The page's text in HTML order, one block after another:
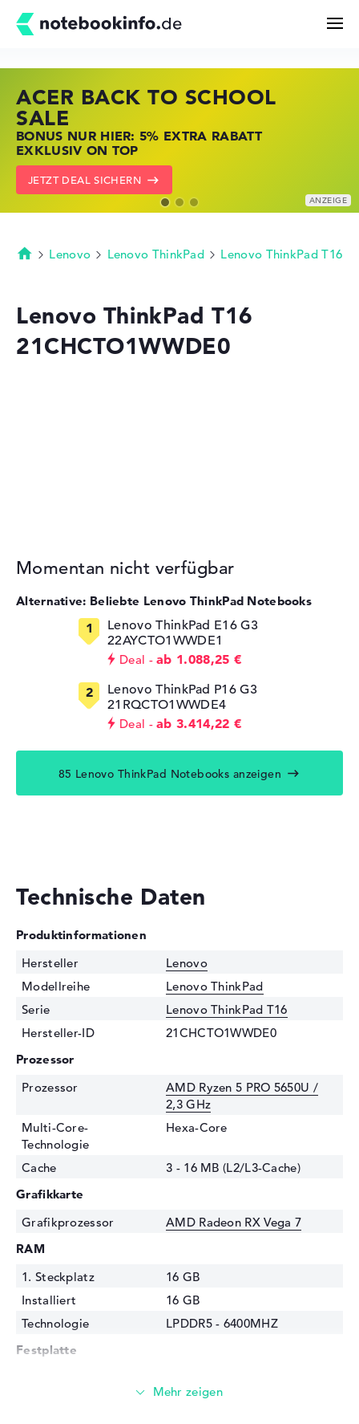
Kaufberatung
Technik & Wissen
Deals
Merkzettel
ACER BACK TO SCHOOL
SALE
BONUS NUR HIER: 5% EXTRA RABATT
EXKLUSIV ON TOP
JETZT DEAL SICHERN
HP STORE SSV DEALS
JETZT ZUGREIFEN: NOTEBOOKS BEI HP
KRÄFTIG REDUZIERT
ZU DEN HP ANGEBOTEN
LENOVO LAPTOP DEALS
NOTEBOOKS BEI LENOVO JETZT
KRÄFTIG REDUZIERT
LENOVO DEALS ZEIGEN
Startseite
Lenovo Lenovo ThinkPad Lenovo ThinkPad T16
Lenovo ThinkPad T16
21CHCTO1WWDE0
Momentan nicht verfügbar
Alternative: Beliebte Lenovo ThinkPad Notebooks
Lenovo ThinkPad E16 G3
22AYCTO1WWDE1
Deal
ab 1.088,25 €
Lenovo ThinkPad P16 G3
21RQCTO1WWDE4
Deal ab 3.414,22 €
85 Lenovo ThinkPad Notebooks anzeigen
Technische Daten
Produktinformationen
Hersteller
Lenovo
Modellreihe
Lenovo ThinkPad
Serie
Lenovo ThinkPad T16
Hersteller-ID
21CHCTO1WWDE0
Prozessor
Prozessor
AMD Ryzen 5 PRO 5650U /
2,3 GHz
Multi-Core-
Technologie
Hexa-Core
Cache
3 - 16 MB (L2/L3-Cache)
Grafikkarte
Grafikprozessor
AMD Radeon RX Vega 7
RAM
1. Steckplatz
16 GB
Installiert
16 GB
Technologie
LPDDR5 - 6400MHZ
Festplatte